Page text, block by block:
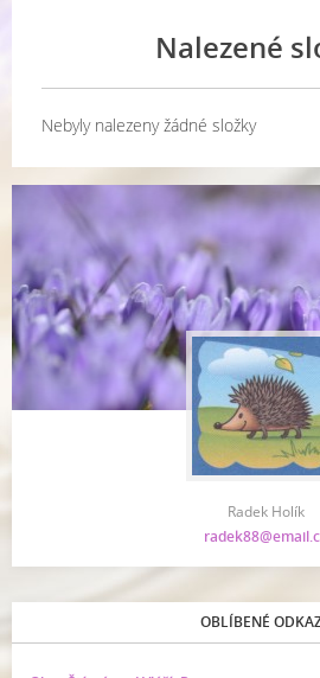
Nalezené
Nebyly nalezeny žádné složky
Radek Holík
OBLÍBENÉ